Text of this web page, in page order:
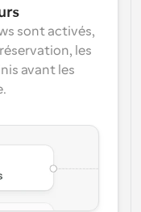
sont activés,
les
avant les